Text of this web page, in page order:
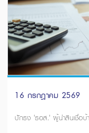
16 กรกฎาคม 2569
ปักธง 'ธอส.' ผู้นำสินเชื่อ